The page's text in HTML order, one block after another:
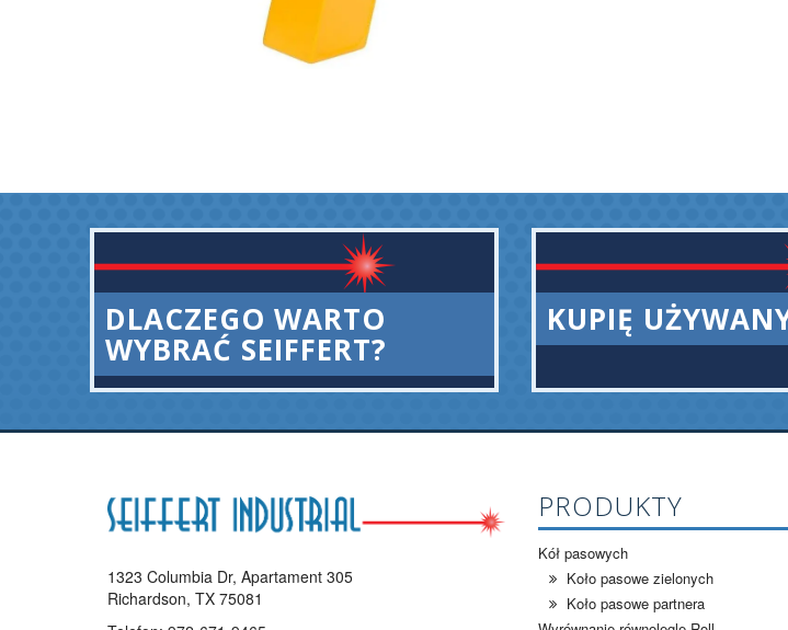
DLACZEGO WARTO
WYBRAĆ SEIFFERT?
KUPIĘ
1323 Columbia Dr, Apartament 305
Richardson, TX 75081
PRODUKTY
Kół pasowych
Koło pasowe zielonych
Koło pasowe partnera